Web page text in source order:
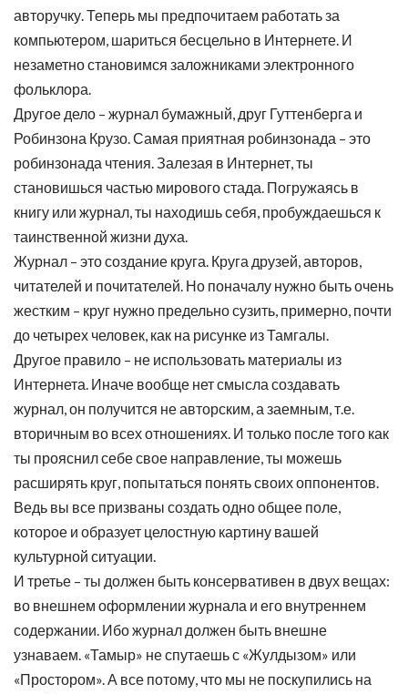
авторучку. Теперь мы предпочитаем работать за
компьютером, шариться бесцельно в Интернете. И
незаметно становимся заложниками электронного
фольклора.
Другое дело – журнал бумажный, друг Гуттенберга и
Робинзона Крузо. Самая приятная робинзонада – это
робинзонада чтения. Залезая в Интернет, ты
становишься частью мирового стада. Погружаясь в
книгу или журнал, ты находишь себя, пробуждаешься к
таинственной жизни духа.
Журнал – это создание круга. Круга друзей, авторов,
читателей и почитателей. Но поначалу нужно быть очень
жестким – круг нужно предельно сузить, примерно, почти
до четырех человек, как на рисунке из Тамгалы.
Другое правило – не использовать материалы из
Интернета. Иначе вообще нет смысла создавать
журнал, он получится не авторским, а заемным, т.е.
вторичным во всех отношениях. И только после того как
ты прояснил себе свое направление, ты можешь
расширять круг, попытаться понять своих оппонентов.
Ведь вы все призваны создать одно общее поле,
которое и образует целостную картину вашей
культурной ситуации.
И третье – ты должен быть консервативен в двух вещах:
во внешнем оформлении журнала и его внутреннем
содержании. Ибо журнал должен быть внешне
узнаваем. «Тамыр» не спутаешь с «Жулдызом» или
«Простором». А все потому, что мы не поскупились на